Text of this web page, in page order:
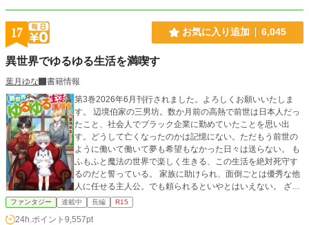
17 お気に入り追加 6,045
異世界でゆるゆる生活を満喫す
葉月ゆな
書籍情報
第3巻2026年6月刊行されました。よろしくお願いいたしま
す。 辺境伯家の三男坊。数か月前の高熱で前世は日本人だっ
たこと、社会人でブラック企業に勤めていたことを思い出
す。どうして亡くなったのかは記憶にない。ただもう前世の
ように働いて働いて夢も希望もなかった日々は送らない。 も
ふもふと魔法の世界で楽しく生きる、この生活を絶対死守す
るのだと誓っている。 家族に助けられ、面倒ごとは優秀な他
人に任せる主人公。でも頼られるといやとはいえない。 ざま
ぁや成り上がりはなく、思いつくままに好きに行動する日常
生活ゆるゆるファンタジーライフのご都合主義です。
ファンタジー 連載中 長編 R15
24h.ポイント 9,557pt